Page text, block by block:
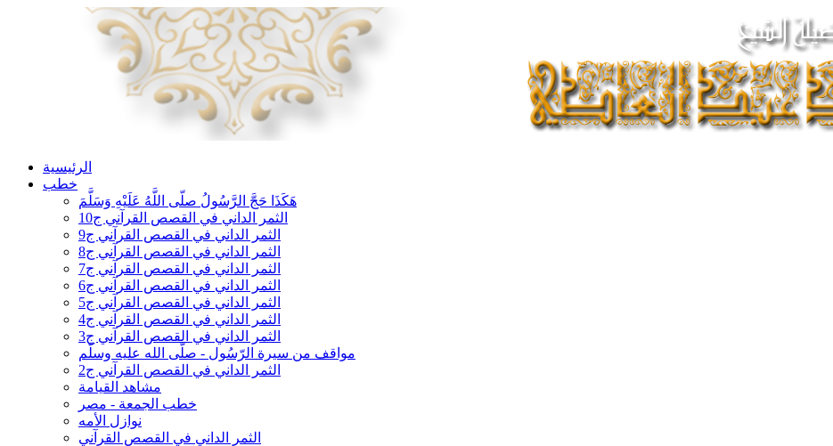
الرئيسية
خطب
هَكَذَا حَجَّ الرَّسُولُ صلّى اللَّهُ عَلَيْهِ وَسَلَّمَ
الثمر الداني في القصص القرآني ج10
الثمر الداني في القصص القرآني ج9
الثمر الداني في القصص القرآني ج8
الثمر الداني في القصص القرآني ج7
الثمر الداني في القصص القرآني ج6
الثمر الداني في القصص القرآني ج5
الثمر الداني في القصص القرآني ج4
الثمر الداني في القصص القرآني ج3
مواقف من سيرة الرّسُول - صلّى الله عليه وسلّم
الثمر الداني في القصص القرآني ج2
مشاهد القيامة
خطب الجمعة - مصر
نوازل الأمه
الثمر الداني في القصص القرآني